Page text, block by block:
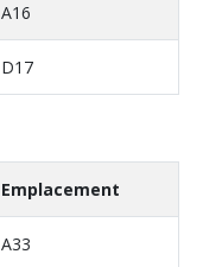
A16
D17
Emplacement
A33